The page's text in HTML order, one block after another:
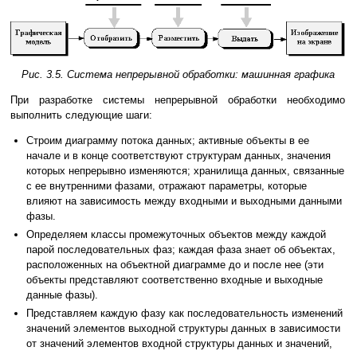
Рис. 3.5. Система непрерывной обработки: машинная графика
При разработке системы непрерывной обработки необходимо
выполнить следующие шаги:
Строим диаграмму потока данных; активные объекты в ее
начале и в конце соответствуют структурам данных, значения
которых непрерывно изменяются; хранилища данных, связанные
с ее внутренними фазами, отражают параметры, которые
влияют на зависимость между входными и выходными данными
фазы.
Определяем классы промежуточных объектов между каждой
парой последовательных фаз; каждая фаза знает об объектах,
расположенных на объектной диаграмме до и после нее (эти
объекты представляют соответственно входные и выходные
данные фазы).
Представляем каждую фазу как последовательность изменений
значений элементов выходной структуры данных в зависимости
от значений элементов входной структуры данных и значений,